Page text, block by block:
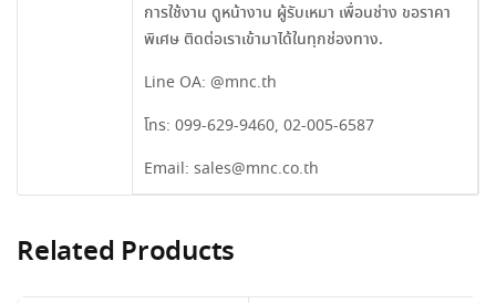
การใช้งาน ดูหน้างาน ผู้รับเหมา เพื่อนช่าง ขอราคา
พิเศษ ติดต่อเราเข้ามาได้ในทุกช่องทาง.
Line OA: @mnc.th
โทร: 099-629-9460, 02-005-6587
Email: sales@mnc.co.th
Related Products